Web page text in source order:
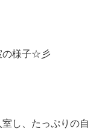
の様子☆彡
し、たっぷりの自